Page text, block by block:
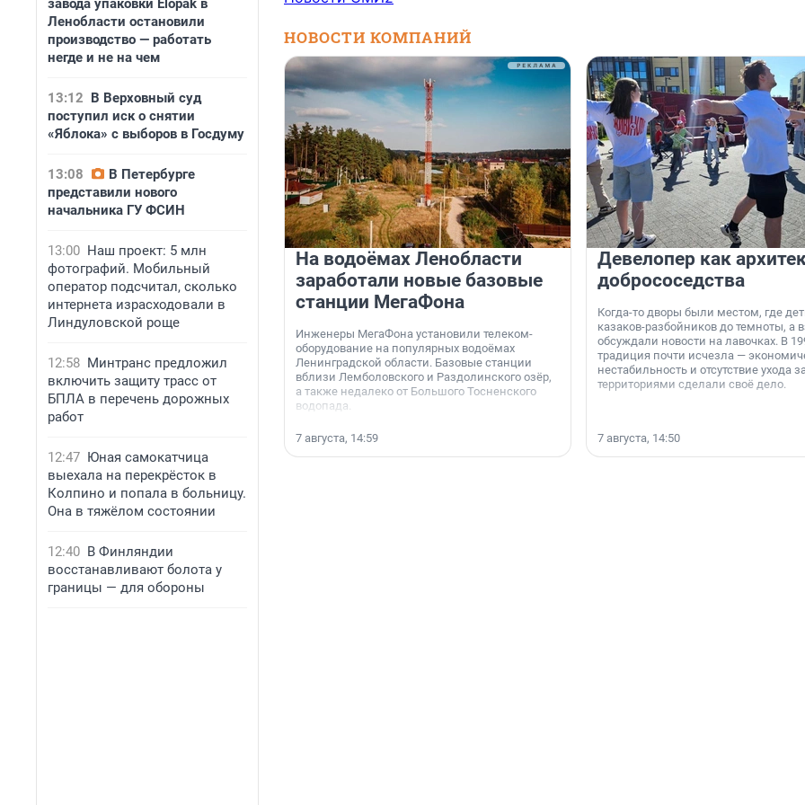
завода упаковки Elopak в
Ленобласти остановили
производство — работать
негде и не на чем
13:12 В Верховный суд
поступил иск о снятии
«Яблока» с выборов в Госдуму
13:08
В Петербурге
представили нового
начальника ГУ ФСИН
13:00 Наш проект: 5 млн
фотографий. Мобильный
оператор подсчитал, сколько
интернета израсходовали в
Линдуловской роще
12:58 Минтранс предложил
включить защиту трасс от
БПЛА в перечень дорожных
работ
12:47 Юная самокатчица
выехала на перекрёсток в
Колпино и попала в больницу.
Она в тяжёлом состоянии
12:40 В Финляндии
восстанавливают болота у
границы — для обороны
НОВОСТИ КОМПАНИЙ
На водоёмах Ленобласти
заработали новые базовые
станции МегаФона
Инженеры МегаФона установили телеком-
оборудование на популярных водоёмах
Ленинградской области. Базовые станции
вблизи Лемболовского и Раздолинского озёр,
а также недалеко от Большого Тосненского
водопада.
7 августа, 14:59
Девелопер как
добрососедства
Когда-то дворы были местом, где
казаков-разбойников до темноты, а
обсуждали новости на лавочках. В
традиция почти исчезла —
нестабильность и отсутствие ухода
территориями сделали своё дело.
7 августа, 14:50